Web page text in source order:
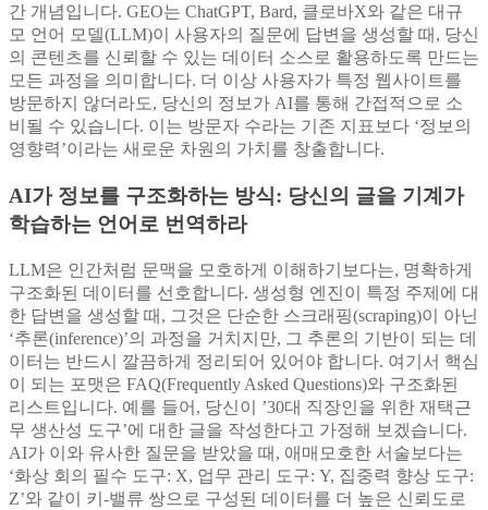
간 개념입니다. GEO는 ChatGPT, Bard, 클로바X와 같은 대규
모 언어 모델(LLM)이 사용자의 질문에 답변을 생성할 때, 당신
의 콘텐츠를 신뢰할 수 있는 데이터 소스로 활용하도록 만드는
모든 과정을 의미합니다. 더 이상 사용자가 특정 웹사이트를
방문하지 않더라도, 당신의 정보가 AI를 통해 간접적으로 소
비될 수 있습니다. 이는 방문자 수라는 기존 지표보다 ‘정보의
영향력’이라는 새로운 차원의 가치를 창출합니다.
AI가 정보를 구조화하는 방식: 당신의 글을 기계가
학습하는 언어로 번역하라
LLM은 인간처럼 문맥을 모호하게 이해하기보다는, 명확하게
구조화된 데이터를 선호합니다. 생성형 엔진이 특정 주제에 대
한 답변을 생성할 때, 그것은 단순한 스크래핑(scraping)이 아닌
‘추론(inference)’의 과정을 거치지만, 그 추론의 기반이 되는 데
이터는 반드시 깔끔하게 정리되어 있어야 합니다. 여기서 핵심
이 되는 포맷은 FAQ(Frequently Asked Questions)와 구조화된
리스트입니다. 예를 들어, 당신이 ’30대 직장인을 위한 재택근
무 생산성 도구’에 대한 글을 작성한다고 가정해 보겠습니다.
AI가 이와 유사한 질문을 받았을 때, 애매모호한 서술보다는
‘화상 회의 필수 도구: X, 업무 관리 도구: Y, 집중력 향상 도구:
Z’와 같이 키-밸류 쌍으로 구성된 데이터를 더 높은 신뢰도로